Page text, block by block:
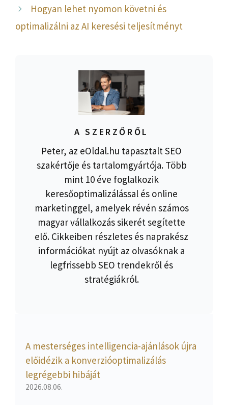
Hogyan lehet nyomon követni és
optimalizálni az AI keresési teljesítményt
A SZERZŐRŐL
Peter, az eOldal.hu tapasztalt SEO
szakértője és tartalomgyártója. Több
mint 10 éve foglalkozik
keresőoptimalizálással és online
marketinggel, amelyek révén számos
magyar vállalkozás sikerét segítette
elő. Cikkeiben részletes és naprakész
információkat nyújt az olvasóknak a
legfrissebb SEO trendekről és
stratégiákról.
A mesterséges intelligencia-ajánlások újra
előidézik a konverzióoptimalizálás
legrégebbi hibáját
2026.08.06.